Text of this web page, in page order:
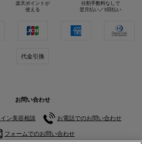
楽天ポイントが
使える
分割手数料なしで
翌月払い／3回払い
代金引換
お問い合わせ
ン美容相談 お電話でのお問い合わせ
フォームでのお問い合わせ